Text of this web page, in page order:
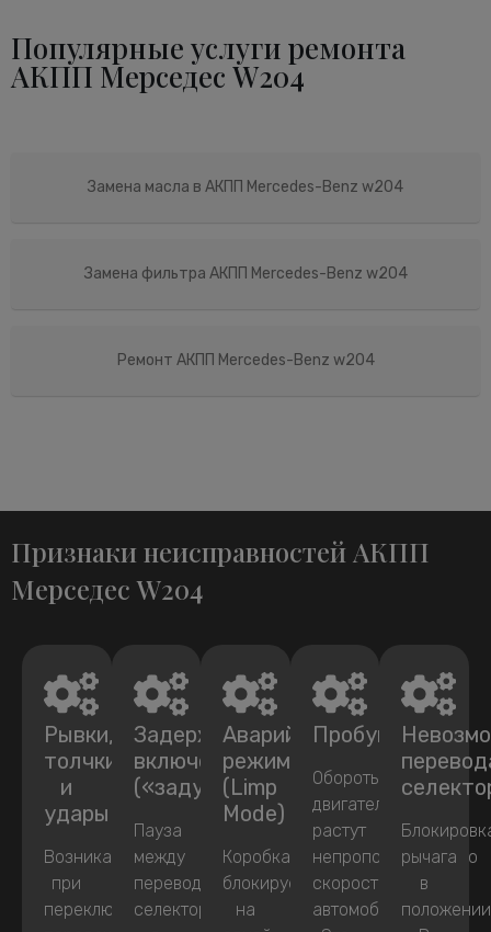
Популярные услуги ремонта
АКПП Мерседес W204
Замена масла в АКПП Mercedes-Benz w204
Замена фильтра АКПП Mercedes-Benz w204
Ремонт АКПП Mercedes-Benz w204
Признаки неисправностей АКПП
Мерседес W204
Рывки,
толчки
и
удары
Возникают
при
переключении
Задержки
включения
(«задумчивость»)
Пауза
между
переводом
селектора
Аварийный
режим
(Limp
Mode)
Коробка
блокируется
на
Пробуксовка
Обороты
двигателя
растут
непропорционально
скорости
автомобиля.
рычага
в
положении